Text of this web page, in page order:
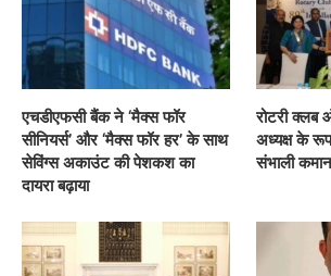
एचडीएफसी बैंक ने ‘मैक्स फॉर
सीनियर्स’ और ‘मैक्स फॉर हर’ के साथ
सेविंग्स अकाउंट की पेशकश का
दायरा बढ़ाया
रोटरी
अध्यक्ष के
संभाली